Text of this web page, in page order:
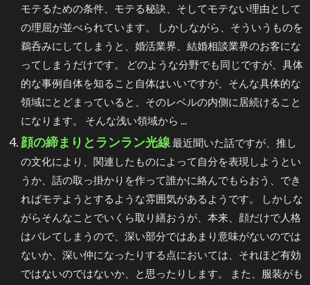
モテるための条件、モテる秘訣、そしてモテない理由として
の理屈が並べられています。 しかしながら、そういうものを
鵜呑みにしてしまうと、婚活業界、結婚相談業界のお客にな
ってしまうだけです。 どのような分野でも同じですが、具体
的な事例自体を知ること自体はいいですが、そんな具体的な
領域にとどまっていると、そのレベルの内側に居続けること
になります。 そんな浅い領域から ...
顔の締まりとランラン光線 最近聞いた話ですが、推し
の文化により、関連したものによって自分を表現しようとい
うか、話の取っ掛かりを作って誰かに絡んでもらおう、でき
ればモテようとするような雰囲気があるようです。 しかしな
がらそんなことでいくら取り繕おうが、本来、顔だけで人格
はバレてしまうので、深い部分ではあまり意味がないのでは
ないか、深い仲になったりする点においては、それほど有効
ではないのではないか、と思ったりします。 また、服装がも